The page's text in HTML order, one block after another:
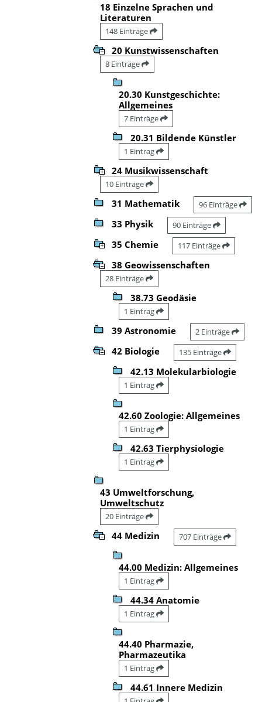
18 Einzelne Sprachen und
Literaturen
148 Einträge
20 Kunstwissenschaften
8 Einträge
20.30 Kunstgeschichte:
Allgemeines
7 Einträge
20.31 Bildende Künstler
1 Eintrag
24 Musikwissenschaft
10 Einträge
31 Mathematik 96 Einträge
33 Physik 90 Einträge
35 Chemie 117 Einträge
38 Geowissenschaften
28 Einträge
38.73 Geodäsie
1 Eintrag
39 Astronomie 2 Einträge
42 Biologie 135 Einträge
42.13 Molekularbiologie
1 Eintrag
42.60 Zoologie: Allgemeines
1 Eintrag
42.63 Tierphysiologie
1 Eintrag
43 Umweltforschung,
Umweltschutz
20 Einträge
44 Medizin 707 Einträge
44.00 Medizin: Allgemeines
1 Eintrag
44.34 Anatomie
1 Eintrag
44.40 Pharmazie,
Pharmazeutika
1 Eintrag
44.61 Innere Medizin